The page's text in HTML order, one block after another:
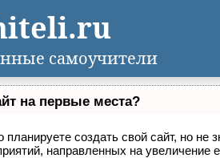
на первые места?
создать свой сайт, но не
направленных на увеличение
самоучители